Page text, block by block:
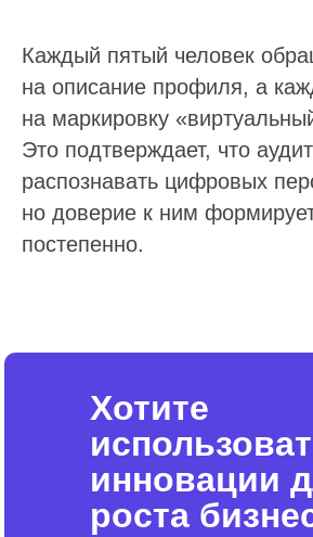
Каждый пятый человек
на описание профиля, а
на маркировку
Это подтверждает, что
распознавать цифровых
но доверие к ним
постепенно.
Хотите
инновации
роста